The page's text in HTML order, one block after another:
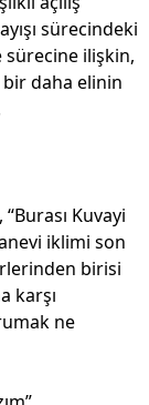
sürecindeki
sürecine ilişkin,
bir daha elinin
Kuvayi
iklimi son
birisi
karşı
ne